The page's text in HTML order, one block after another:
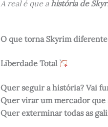
A real é que a história de
O que torna Skyrim diferente
Liberdade Total
Quer seguir a história? Vai
Quer virar um mercador que
Quer exterminar todas as